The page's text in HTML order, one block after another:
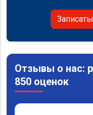
Отзывы о нас:
850 оценок